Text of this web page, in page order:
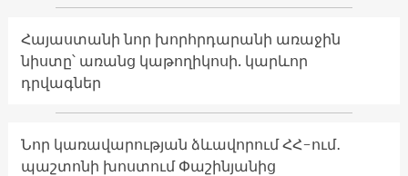
Հայաստանի նոր խորհրդարանի առաջին
նիստը՝ առանց կաթողիկոսի. կարևոր
դրվագներ
Նոր կառավարության ձևավորում ՀՀ-ում․
պաշտոնի խոստում Փաշինյանից